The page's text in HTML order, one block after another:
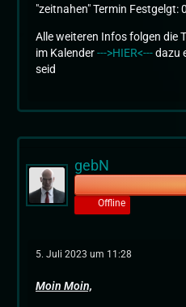
"zeitnahen" Termin Festgelgt:
Alle weiteren Infos folgen die
im Kalender--->HIER<---dazu
seid
gebN
Offline
5. Juli 2023 um 11:28
Moin Moin,